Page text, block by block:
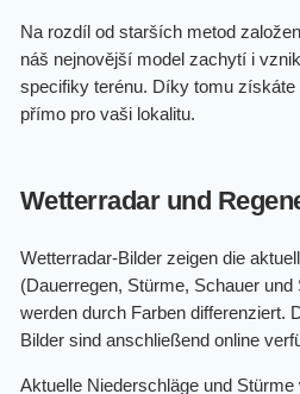
Na rozdíl od starších metod
náš nejnovější model zachytí i
specifiky terénu. Díky tomu
přímo pro vaši lokalitu.
Wetterradar und
Wetterradar-Bilder zeigen die
(Dauerregen, Stürme, Schauer
werden durch Farben differenziert.
Bilder sind anschließend online
Aktuelle Niederschläge und